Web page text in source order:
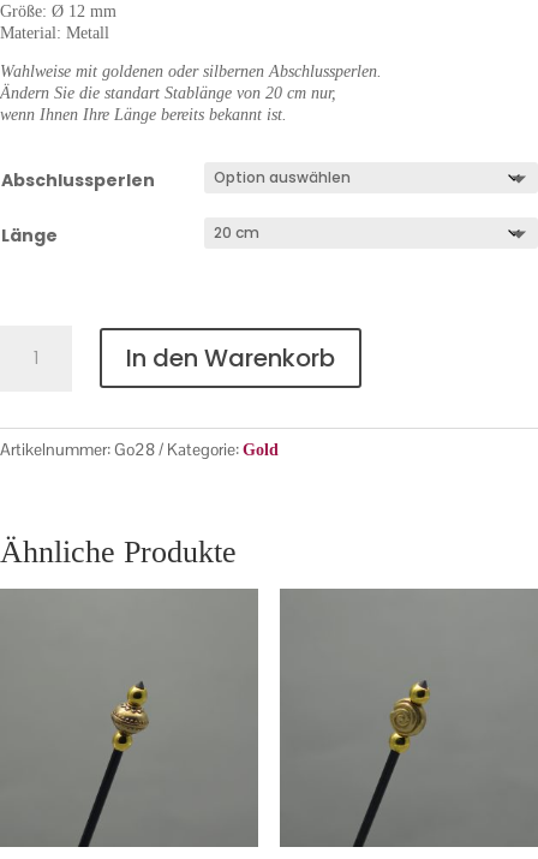
Größe: Ø 12 mm
Material: Metall
Wahlweise mit goldenen oder silbernen Abschlussperlen.
Ändern Sie die standart Stablänge von 20 cm nur,
wenn Ihnen Ihre Länge bereits bekannt ist.
Abschlussperlen
Länge
In den Warenkorb
Artikelnummer:Go28 Kategorie: Gold
Ähnliche Produkte